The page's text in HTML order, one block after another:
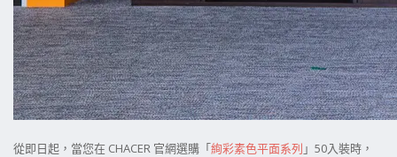
從即日起，當您在 CHACER 官網選購「絢彩素色平面系列 」50入裝時，